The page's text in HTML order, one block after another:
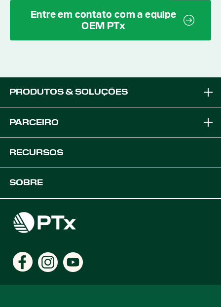
Entre em contato com a equipe
OEM PTx
PRODUTOS & SOLUÇÕES
Soluções de Equipamento
PARCEIRO
Soluções OEM
RECURSOS
Recursos do produto
SOBRE
Encontre um distribuidor
Locais